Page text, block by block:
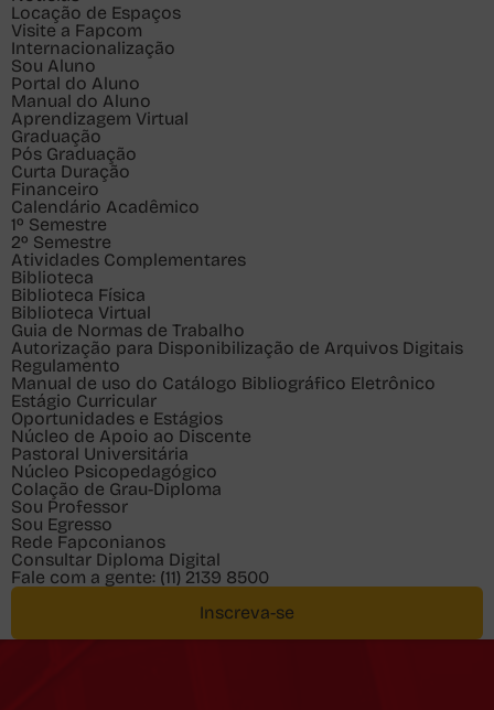
Locação de Espaços
Visite a Fapcom
Internacionalização
Sou Aluno
Portal do Aluno
Manual do Aluno
Aprendizagem Virtual
Graduação
Pós Graduação
Curta Duração
Financeiro
Calendário Acadêmico
1º Semestre
2º Semestre
Atividades Complementares
Biblioteca
Biblioteca Física
Biblioteca Virtual
Guia de Normas de Trabalho
Autorização para Disponibilização de Arquivos Digitais
Regulamento
Manual de uso do Catálogo Bibliográfico Eletrônico
Estágio Curricular
Oportunidades e Estágios
Núcleo de Apoio ao Discente
Pastoral Universitária
Núcleo Psicopedagógico
Colação de Grau-Diploma
Sou Professor
Sou Egresso
Rede Fapconianos
Consultar Diploma Digital
Fale com a gente: (11) 2139 8500
Inscreva-se